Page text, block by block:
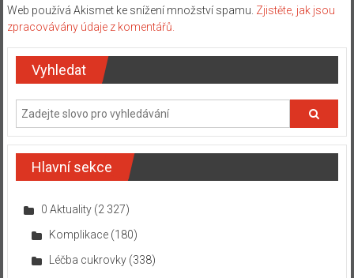
Web používá Akismet ke snížení množství spamu. Zjistěte, jak jsou
zpracovávány údaje z komentářů.
Vyhledat
Hlavní sekce
0 Aktuality(2 327)
Komplikace(180)
Léčba cukrovky(338)